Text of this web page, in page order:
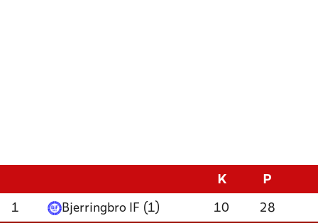
K P
1 Bjerringbro IF (1) 10 28